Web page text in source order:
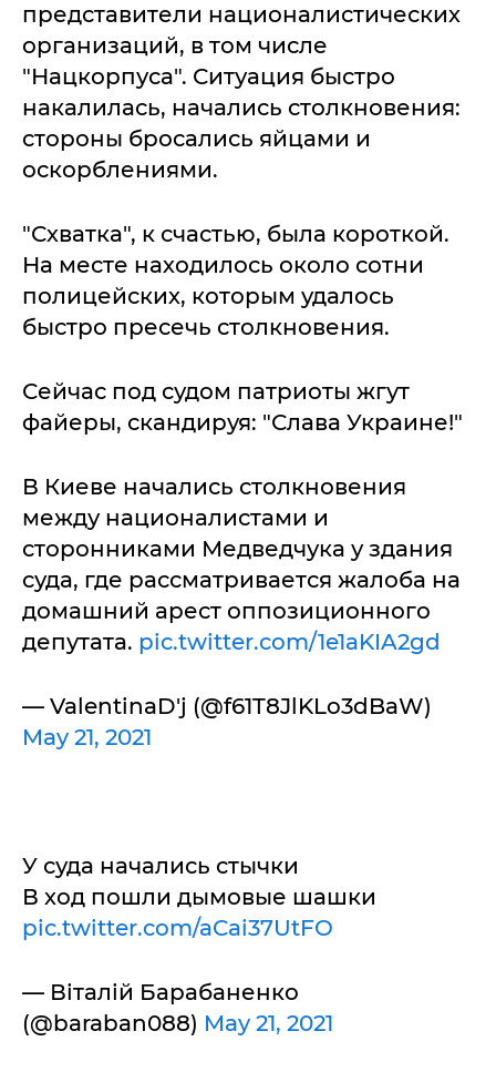
представители националистических
организаций, в том числе
"Нацкорпуса". Ситуация быстро
накалилась, начались столкновения:
стороны бросались яйцами и
оскорблениями.
"Схватка", к счастью, была короткой.
На месте находилось около сотни
полицейских, которым удалось
быстро пресечь столкновения.
Сейчас под судом патриоты жгут
файеры, скандируя: "Слава Украине!"
В Киеве начались столкновения
между националистами и
сторонниками Медведчука у здания
суда, где рассматривается жалоба на
домашний арест оппозиционного
депутата. pic.twitter.com/1e1aKIA2gd
— ValentinaD'j (@f61T8JlKLo3dBaW)
May 21, 2021
У суда начались стычки
В ход пошли дымовые шашки
pic.twitter.com/aCai37UtFO
— Віталій Барабаненко
(@baraban088) May 21, 2021